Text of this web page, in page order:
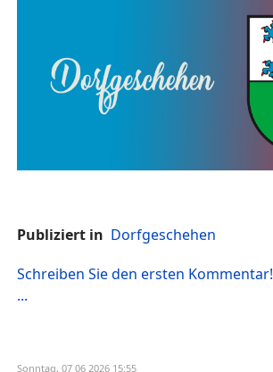
Publiziert in Dorfgeschehen
Schreiben Sie den ersten Kommentar!
...
Sonntag, 07 06 2026 15:55